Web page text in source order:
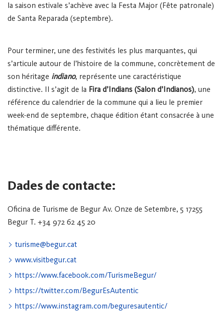
la saison estivale s’achève avec la Festa Major (Fête patronale)
de Santa Reparada (septembre).
Pour terminer, une des festivités les plus marquantes, qui
s’articule autour de l’histoire de la commune, concrètement de
son héritage indiano, représente une caractéristique
distinctive. Il s’agit de la Fira d’Indians (Salon d’Indianos), une
référence du calendrier de la commune qui a lieu le premier
week-end de septembre, chaque édition étant consacrée à une
thématique différente.
Dades de contacte:
Oficina de Turisme de Begur Av. Onze de Setembre, 5 17255
Begur T. +34 972 62 45 20
turisme@begur.cat
www.visitbegur.cat
https://www.facebook.com/TurismeBegur/
https://twitter.com/BegurEsAutentic
https://www.instagram.com/beguresautentic/